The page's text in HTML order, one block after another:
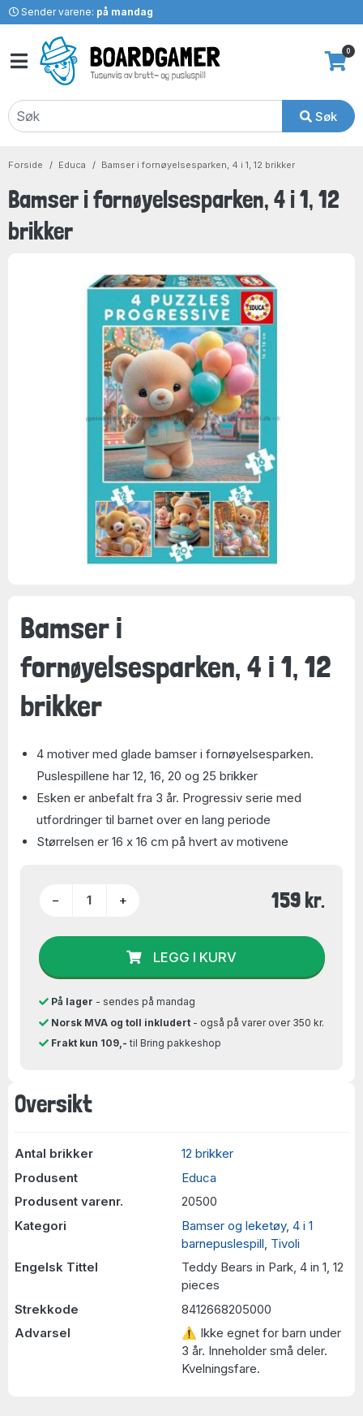
Sender varene: på mandag
Søk
0
Forside Educa Bamser i fornøyelsesparken, 4 i 1, 12 brikker
Bamser i fornøyelsesparken, 4 i 1, 12
brikker
Oversikt
Antal brikker
12 brikker
Produsent
Educa
Produsent varenr.
20500
Kategori
Bamser og leketøy, 4 i 1
barnepuslespill Tivoli
Engelsk Tittel
Teddy Bears in Park, 4 in 1, 12
pieces
Strekkode
8412668205000
Advarsel
⚠ Ikke egnet for barn under
3 år. Inneholder små deler.
Kvelningsfare.
Bamser i
fornøyelsesparken, 4 i 1, 12
brikker
4 motiver med glade bamser i fornøyelsesparken.
Puslespillene har 12, 16, 20 og 25 brikker
Esken er anbefalt fra 3 år. Progressiv serie med
utfordringer til barnet over en lang periode
Størrelsen er 16 x 16 cm på hvert av motivene
− + 159 kr.
LEGG I KURV
På lager - sendes på mandag
Norsk MVA og toll inkludert- også på varer over 350 kr.
Frakt kun 109,- til Bring pakkeshop